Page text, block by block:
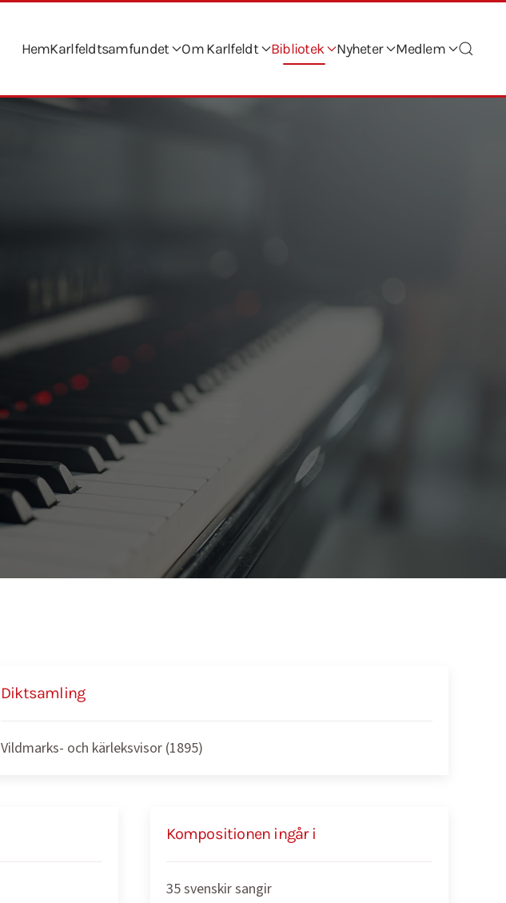
HemKarlfeldtsamfundet Om Karlfeldt Bibliotek Nyheter Medlem
Diktsamling
Vildmarks- och kärleksvisor (1895)
Kompositionen ingår i
35 svenskir sangir